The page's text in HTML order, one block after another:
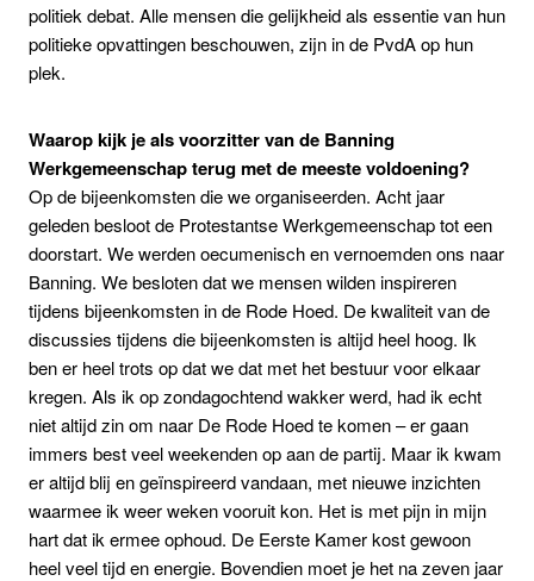
politiek debat. Alle mensen die gelijkheid als essentie van hun
politieke opvattingen beschouwen, zijn in de PvdA op hun
plek.
Waarop kijk je als voorzitter van de Banning
Werkgemeenschap terug met de meeste voldoening?
Op de bijeenkomsten die we organiseerden. Acht jaar
geleden besloot de Protestantse Werkgemeenschap tot een
doorstart. We werden oecumenisch en vernoemden ons naar
Banning. We besloten dat we mensen wilden inspireren
tijdens bijeenkomsten in de Rode Hoed. De kwaliteit van de
discussies tijdens die bijeenkomsten is altijd heel hoog. Ik
ben er heel trots op dat we dat met het bestuur voor elkaar
kregen. Als ik op zondagochtend wakker werd, had ik echt
niet altijd zin om naar De Rode Hoed te komen – er gaan
immers best veel weekenden op aan de partij. Maar ik kwam
er altijd blij en geïnspireerd vandaan, met nieuwe inzichten
waarmee ik weer weken vooruit kon. Het is met pijn in mijn
hart dat ik ermee ophoud. De Eerste Kamer kost gewoon
heel veel tijd en energie. Bovendien moet je het na zeven jaar